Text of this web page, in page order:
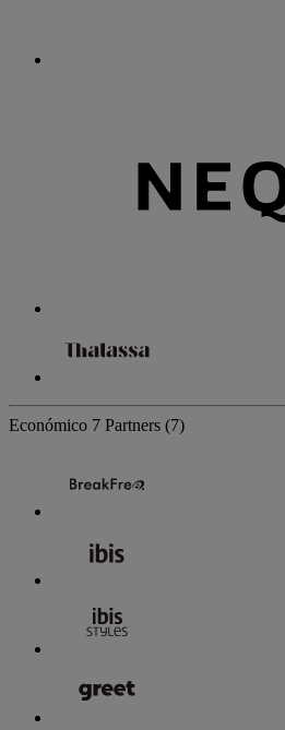
Económico 7 Partners (7)